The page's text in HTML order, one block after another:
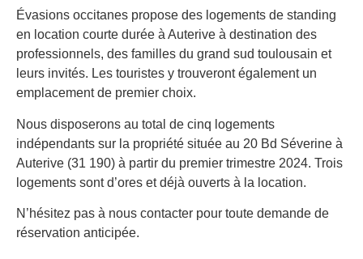
Évasions occitanes propose des logements de standing
en location courte durée à Auterive à destination des
professionnels, des familles du grand sud toulousain et
leurs invités. Les touristes y trouveront également un
emplacement de premier choix.
Nous disposerons au total de cinq logements
indépendants sur la propriété située au 20 Bd Séverine à
Auterive (31 190) à partir du premier trimestre 2024. Trois
logements sont d’ores et déjà ouverts à la location.
N’hésitez pas à nous contacter pour toute demande de
réservation anticipée.